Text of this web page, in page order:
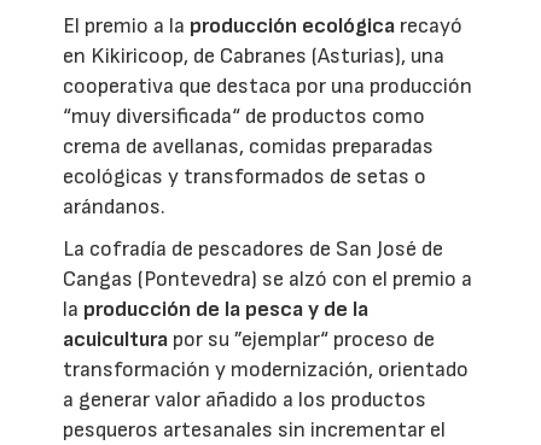
El premio a la producción ecológica recayó
en Kikiricoop, de Cabranes (Asturias), una
cooperativa que destaca por una producción
“muy diversificada“ de productos como
crema de avellanas, comidas preparadas
ecológicas y transformados de setas o
arándanos.
La cofradía de pescadores de San José de
Cangas (Pontevedra) se alzó con el premio a
la producción de la pesca y de la
acuicultura por su ”ejemplar“ proceso de
transformación y modernización, orientado
a generar valor añadido a los productos
pesqueros artesanales sin incrementar el